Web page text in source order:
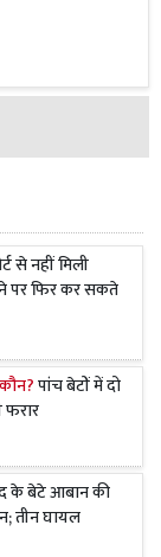
से नहीं मिली
पर फिर कर सकते
पांच बेटों में दो
फरार
के बेटे आबान की
तीन घायल